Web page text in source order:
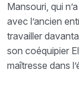
Mansouri, qui
avec l’ancien
travailler
son coéquipier
maîtresse dans